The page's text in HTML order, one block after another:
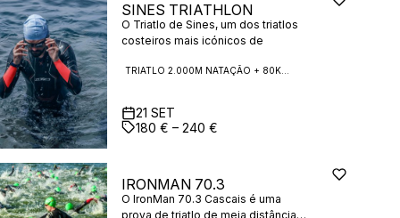
SINES TRIATHLON
O Triatlo de Sines, um dos triatlos
costeiros mais icónicos de
setembro de 2025, na
triatlo de média distância (2 km de
natação • 80 km de ciclismo • 18
km de corrida) permite a
para atletas de resistência como
para equipas mistas.
21 SET
180 € – 240 €
IRONMAN 70.3
O IronMan 70.3 Cascais é uma
prova de triatlo de meia distância